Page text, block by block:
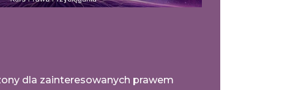
dla zainteresowanych prawem